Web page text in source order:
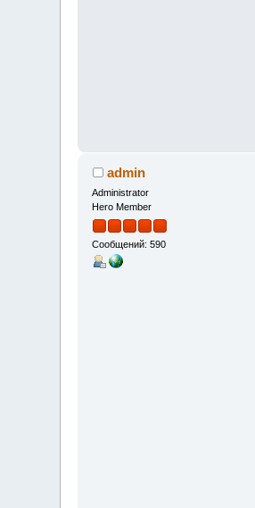
admin
Administrator
Hero Member
Сообщений: 590